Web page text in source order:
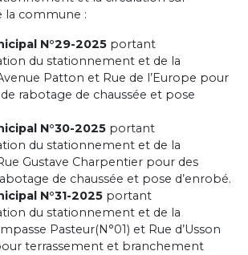
la commune :
N°29-2025 portant
du stationnement et de la
Patton et Rue de l’Europe pour
rabotage de chaussée et pose
N°30-2025 portant
du stationnement et de la
Gustave Charpentier pour des
de chaussée et pose d’enrobé.
N°31-2025 portant
du stationnement et de la
Pasteur(N°01) et Rue d’Usson
terrassement et branchement